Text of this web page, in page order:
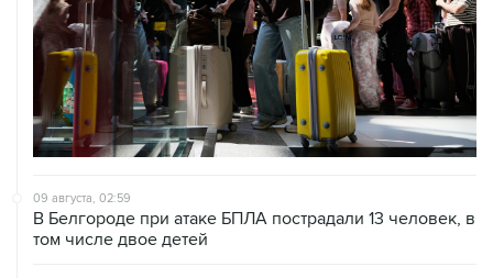
09 августа, 02:59
В Белгороде при атаке БПЛА пострадали 13 человек, в
том числе двое детей